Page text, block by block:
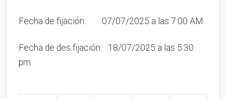
Fecha de fijación: 07/07/2025 a las 7:00 AM
Fecha de des fijación: 18/07/2025 a las 5:30
pm